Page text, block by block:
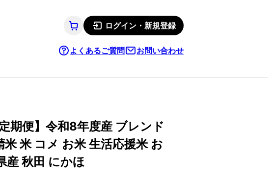
ログイン・新規登録
よくあるご質問 お問い合わせ
期便】令和8年度産 ブレンド
米 コメ お米 生活応援米 お
産 秋田 にかほ